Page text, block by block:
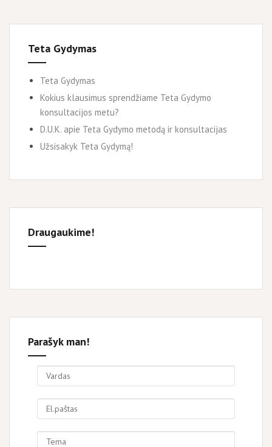
Teta Gydymas
Teta Gydymas
Kokius klausimus sprendžiame Teta Gydymo
konsultacijos metu?
D.U.K. apie Teta Gydymo metodą ir konsultacijas
Užsisakyk Teta Gydymą!
Draugaukime!
Parašyk man!